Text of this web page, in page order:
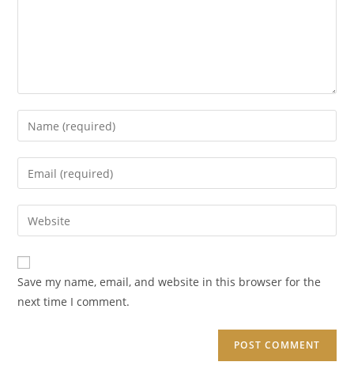
Enter
your
name
comment
Enter
your
email
address
comment
Enter
your
website
URL
(optional)
Save my name, email, and website in this browser for the
next time I comment.